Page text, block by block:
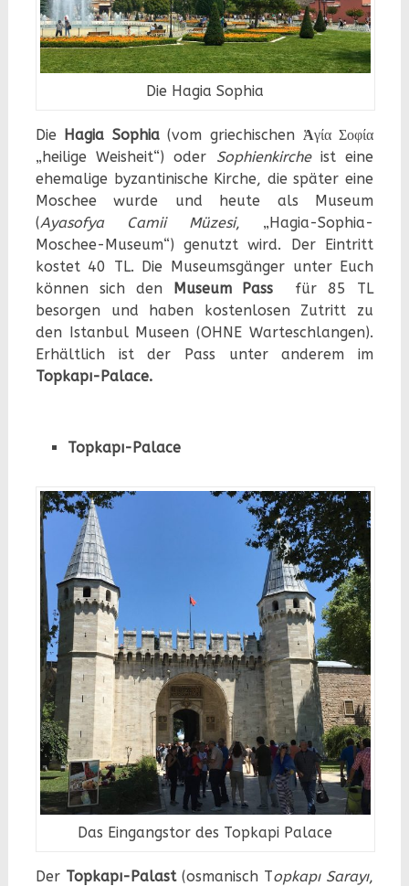
Die Hagia Sophia
Die Hagia Sophia(vom griechischen Ἁγία Σοφία
„heilige Weisheit“) oder Sophienkircheist eine
ehemalige byzantinische Kirche, die später eine
Moschee wurde und heute als Museum
(Ayasofya Camii Müzesi, „Hagia-Sophia-
Moschee-Museum“) genutzt wird. Der Eintritt
kostet 40 TL. Die Museumsgänger unter Euch
können sich den
Museum Pass
für 85 TL
besorgen und haben kostenlosen Zutritt zu
den Istanbul Museen (OHNE Warteschlangen).
Erhältlich ist der Pass unter anderem im
Topkapı-Palace.
Topkapı-Palace
Das Eingangstor des Topkapi Palace
Der Topkapı-Palast(osmanisch Topkapı Sarayı,